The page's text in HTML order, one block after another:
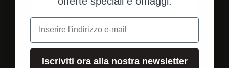
migliorasse l'aspetto e
Ho avuto l'impressione che lo strato aggiuntivo
migliorasse l'aspetto e la protezione
e-mail
Iscriviti ora alla nostra newsletter